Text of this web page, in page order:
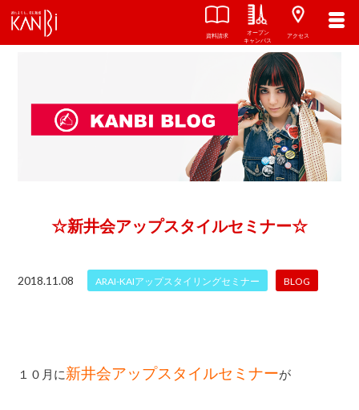
アクセス
オープン
キャンパス
資料請求
☆新井会アップスタイルセミナー☆
2018.11.08 ARAI-KAIアップスタイリングセミナー BLOG
１０月に新井会アップスタイルセミナーが